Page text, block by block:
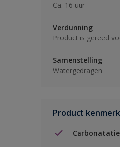
Ca. 16 uur
Verdunning
Product is gereed
Samenstelling
Watergedragen
Product